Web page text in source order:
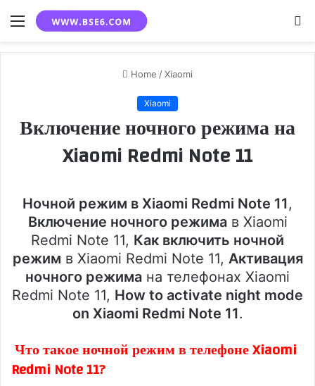
Menu
Home /Xiaomi
Xiaomi
Включение ночного режима на
Xiaomi Redmi Note 11
Ночной режим в Xiaomi Redmi Note 11,
Включение ночного режимав Xiaomi
Redmi Note 11, Как включить ночной
режим в Xiaomi Redmi Note 11, Активация
ночного режима на телефонах Xiaomi
Redmi Note 11, How to activate night mode
on Xiaomi Redmi Note 11.
Что такое ночной режим в телефоне Xiaomi
Redmi Note 11?